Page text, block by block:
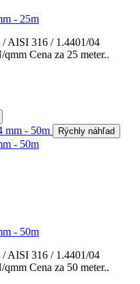
- 25m
AISI 316 / 1.4401/04
Cena za 25 meter..
Rýchly náhľad
- 50m
- 50m
AISI 316 / 1.4401/04
Cena za 50 meter..